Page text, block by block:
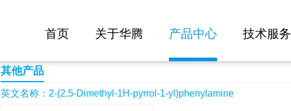
首页 关于华腾 产品中心 技术服务
2-(2,5-Dimethyl-1H-pyrrol-1-yl)phenylamine
其他产品
英文名称：2-(2,5-Dimethyl-1H-pyrrol-1-yl)phenylamine